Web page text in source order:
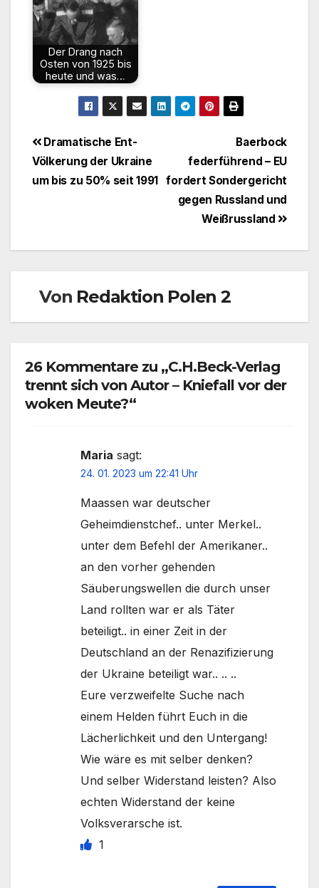
Der Drang nach
Osten von 1925 bis
heute und was…
Beitragsnavigation
Baerbock
federführend – EU
fordert Sondergericht
gegen Russland und
Weißrussland
Dramatische Ent-
Völkerung der Ukraine
um bis zu 50% seit 1991
Von Redaktion Polen 2
26 Kommentare zu „C.H.Beck-Verlag
trennt sich von Autor – Kniefall vor der
woken Meute?“
Maria sagt:
24. 01. 2023 um 22:41 Uhr
Maassen war deutscher
Geheimdienstchef.. unter Merkel..
unter dem Befehl der Amerikaner..
an den vorher gehenden
Säuberungswellen die durch unser
Land rollten war er als Täter
beteiligt.. in einer Zeit in der
Deutschland an der Renazifizierung
der Ukraine beteiligt war.. .. ..
Eure verzweifelte Suche nach
einem Helden führt Euch in die
Lächerlichkeit und den Untergang!
Wie wäre es mit selber denken?
Und selber Widerstand leisten? Also
echten Widerstand der keine
Volksverarsche ist.
1